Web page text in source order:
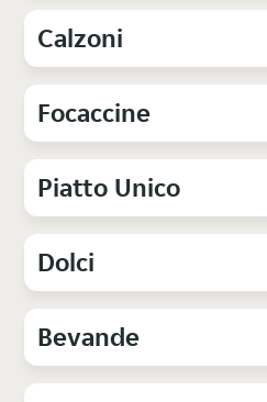
Calzoni
Focaccine
Piatto Unico
Dolci
Bevande